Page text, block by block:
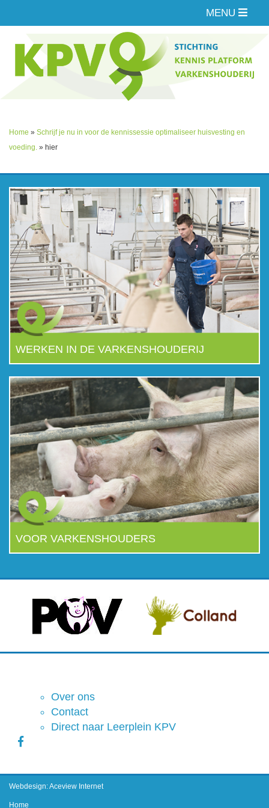
MENU
Home » Schrijf je nu in voor de kennissessie optimaliseer huisvesting en
voeding. » hier
WERKEN IN DE VARKENSHOUDERIJ
VOOR VARKENSHOUDERS
Over ons
Contact
Direct naar Leerplein KPV
Webdesign: Aceview Internet
Home